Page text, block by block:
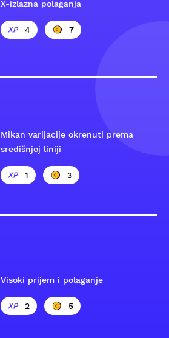
X-izlazna polaganja
4 7
Mikan varijacije okrenuti prema
središnjoj liniji
1 3
Visoki prijem i polaganje
2 5